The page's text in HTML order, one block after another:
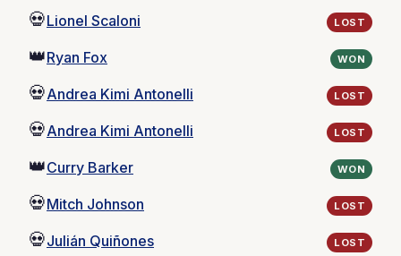
💀Lionel Scaloni LOST
👑Ryan Fox WON
💀Andrea Kimi Antonelli LOST
💀Andrea Kimi Antonelli LOST
👑Curry Barker WON
💀Mitch Johnson LOST
💀Julián Quiñones LOST